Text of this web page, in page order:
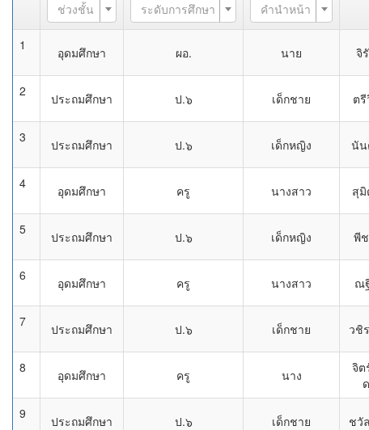
ช่วงชั้น ระดับการศึกษา คำนำหน้า
1 อุดมศึกษา ผอ. นาย จิ
2
ประถมศึกษา ป.๖ เด็กชาย ต
3
ประถมศึกษา ป.๖ เด็กหญิง นัน
4
อุดมศึกษา ครู นางสาว สุมิ
5
ประถมศึกษา ป.๖ เด็กหญิง พี
6
อุดมศึกษา ครู นางสาว ณ
7
ประถมศึกษา ป.๖ เด็กชาย วชิ
8
อุดมศึกษา ครู นาง
จิต
9
ประถมศึกษา ป.๖ เด็กชาย ชวั